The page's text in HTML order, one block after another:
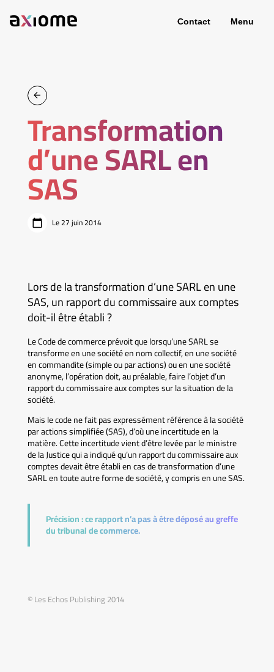
Contact Menu
Transformation
d’une SARL en
SAS
Le 27 juin 2014
Lors de la transformation d’une SARL en une
SAS, un rapport du commissaire aux comptes
doit-il être établi ?
Le Code de commerce prévoit que lorsqu’une SARL se
transforme en une société en nom collectif, en une société
en commandite (simple ou par actions) ou en une société
anonyme, l’opération doit, au préalable, faire l’objet d’un
rapport du commissaire aux comptes sur la situation de la
société.
Mais le code ne fait pas expressément référence à la société
par actions simplifiée (SAS), d’où une incertitude en la
matière. Cette incertitude vient d’être levée par le ministre
de la Justice qui a indiqué qu’un rapport du commissaire aux
comptes devait être établi en cas de transformation d’une
SARL en toute autre forme de société, y compris en une SAS.
Précision :ce rapport n’a pas à être déposé au greffe
du tribunal de commerce.
© Les Echos Publishing 2014